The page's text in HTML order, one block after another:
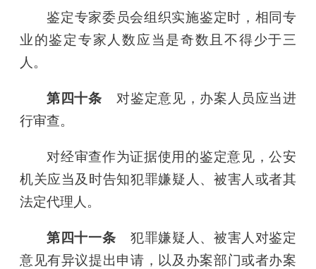
鉴定专家委员会组织实施鉴定时，相同专
业的鉴定专家人数应当是奇数且不得少于三
人。
第四十条 对鉴定意见，办案人员应当进
行审查。
对经审查作为证据使用的鉴定意见，公安
机关应当及时告知犯罪嫌疑人、被害人或者其
法定代理人。
第四十一条 犯罪嫌疑人、被害人对鉴定
意见有异议提出申请，以及办案部门或者办案